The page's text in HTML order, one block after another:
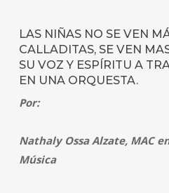
LAS NIÑAS NO SE VEN
CALLADITAS, SE VEN
SU VOZ Y ESPÍRITU A
EN UNA ORQUESTA.
Por:
Nathaly Ossa Alzate, MAC
Música